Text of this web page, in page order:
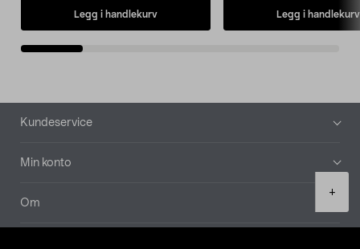
+
Legg i handlekurv Legg i handlekurv
Bunntekst
Kundeservice
Min konto
Om